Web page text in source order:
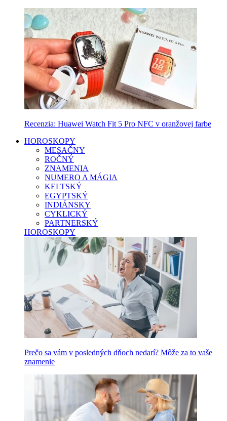
Recenzia: Huawei Watch Fit 5 Pro NFC v oranžovej farbe
HOROSKOPY
MESAČNY
ROČNÝ
ZNAMENIA
NUMERO A MÁGIA
KELTSKÝ
EGYPTSKÝ
INDIÁNSKY
CYKLICKÝ
PARTNERSKÝ
HOROSKOPY
Prečo sa vám v posledných dňoch nedarí? Môže za to vaše
znamenie